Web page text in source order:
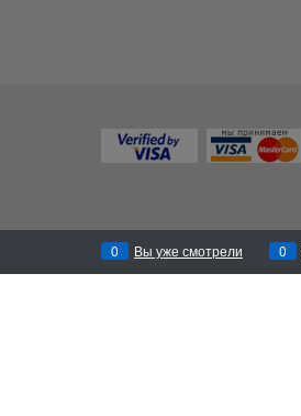
0 Вы уже смотрели 0